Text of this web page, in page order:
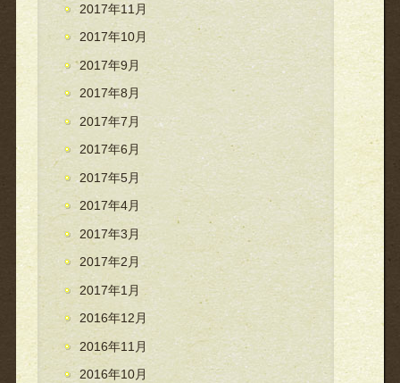
2017年11月
2017年10月
2017年9月
2017年8月
2017年7月
2017年6月
2017年5月
2017年4月
2017年3月
2017年2月
2017年1月
2016年12月
2016年11月
2016年10月